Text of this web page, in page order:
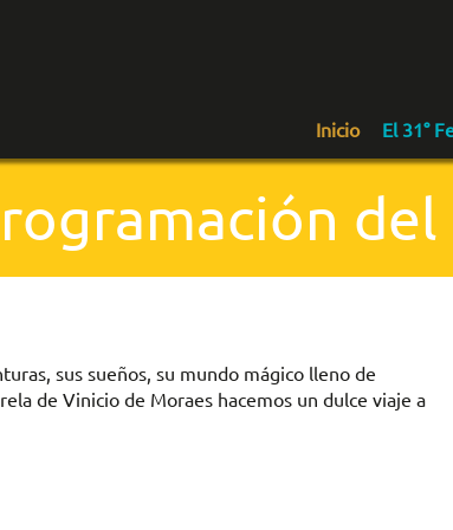
Inicio El 31°
del
sus sueños, su mundo mágico lleno de
de Vinicio de Moraes hacemos un dulce viaje a